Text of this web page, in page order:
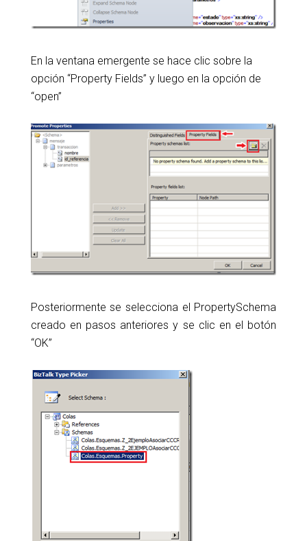
En la ventana emergente se hace clic sobre la
opción “Property Fields” y luego en la opción de
“open”
Posteriormente se selecciona el PropertySchema
creado en pasos anteriores y se clic en el botón
“OK”